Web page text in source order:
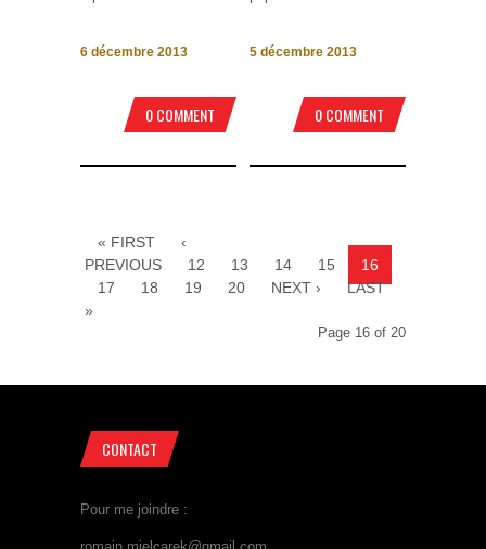
6 décembre 2013
0 COMMENT
5 décembre 2013
0 COMMENT
« FIRST
‹
PREVIOUS
12 13 14 15
16
17
18 19 20 NEXT ›
LAST
»
Page 16 of 20
CONTACT
Pour me joindre :